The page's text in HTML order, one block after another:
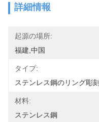
詳細情報
起源の場所:
福建,中国
タイプ:
ステンレス鋼のリング彫刻
材料:
ステンレス鋼